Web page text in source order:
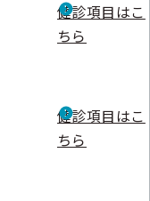
健診項目はこ
ちら
健診項目はこ
ちら